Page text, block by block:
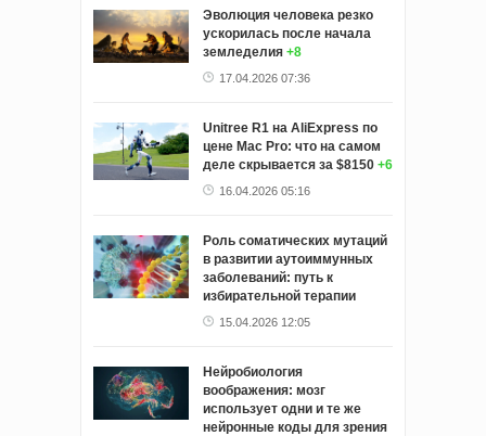
Эволюция человека резко
ускорилась после начала
земледелия +8
17.04.2026 07:36
Unitree R1 на AliExpress по
цене Mac Pro: что на самом
деле скрывается за $8150 +6
16.04.2026 05:16
Роль соматических мутаций
в развитии аутоиммунных
заболеваний: путь к
избирательной терапии
15.04.2026 12:05
Нейробиология
воображения: мозг
использует одни и те же
нейронные коды для зрения